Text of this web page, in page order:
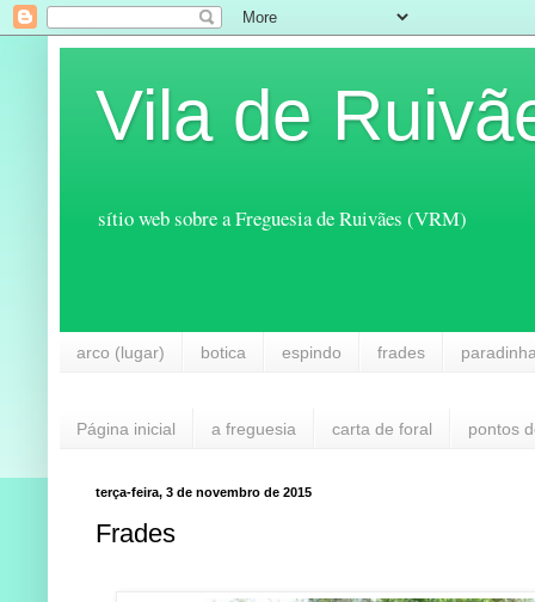
Vila de
sítio web sobre a Freguesia de Ruivães (VRM)
arco (lugar) botica espindo frades
Página inicial a freguesia carta de foral pontos
terça-feira, 3 de novembro de 2015
Frades